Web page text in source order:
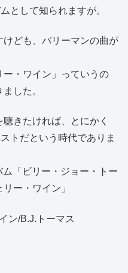
として知られますが。
ども、バリーマンの曲が
ー・ワイン」っていうの
した。
きたければ、とにかく
トだという時代でありま
「ビリー・ジョー・トー
ー・ワイン」
ン/B.J.トーマス